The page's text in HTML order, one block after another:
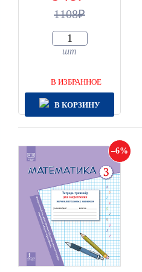
1108
шт
В ИЗБРАННОЕ
В КОРЗИНУ
6